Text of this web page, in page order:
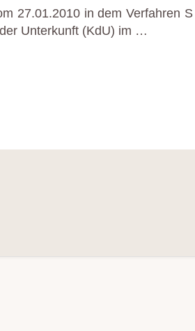
27.01.2010 in dem Verfahren S
Unterkunft (KdU) im …